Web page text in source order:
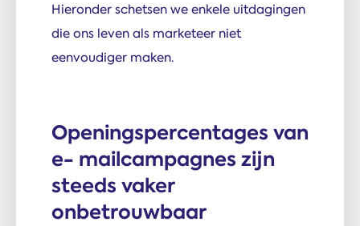
Hieronder schetsen we enkele uitdagingen
die ons leven als marketeer niet
eenvoudiger maken.
Openingspercentages van
e- mailcampagnes zijn
steeds vaker
onbetrouwbaar